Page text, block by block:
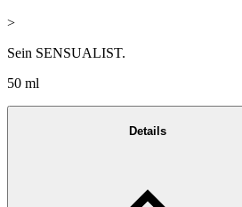
>
Sein SENSUALIST.
50 ml
Details